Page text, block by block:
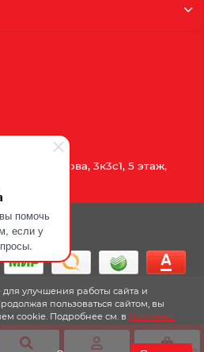
помочь
если у
улучшения работы сайта и
пользоваться сайтом, вы
cookie. Подробнее см. в Политике
Петушкова, 3к3c1, 5 этаж,